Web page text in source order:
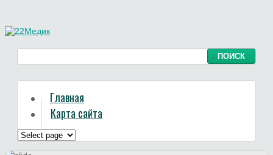
Главная
Карта сайта